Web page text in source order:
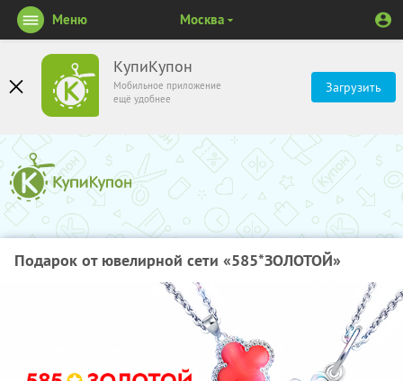
КупиКупон
Мобильное приложение
ещё удобнее
Загрузить
Меню Москва
Подарок от ювелирной сети «585*ЗОЛОТОЙ»